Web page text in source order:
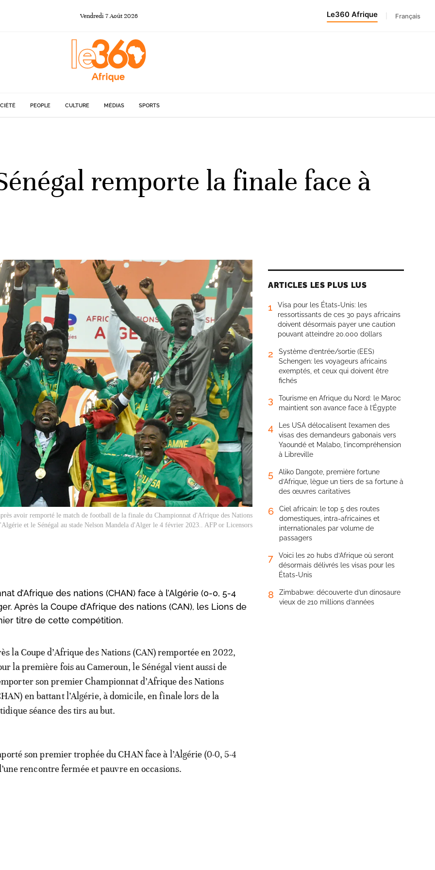
Vendredi 7Août 2026 Le360 Afrique Français
PEOPLE CULTURE MÉDIAS SPORTS
remporte la finale face à
avoir remporté le match de football de la finale du Championnat d'Afrique des Nations
et le Sénégal au stade Nelson Mandela d'Alger le 4 février 2023.. AFP or Licensors
d’Afrique des nations (CHAN) face à l’Algérie (0-0, 5-4
Après la Coupe d’Afrique des nations (CAN), les Lions de
titre de cette compétition.
la Coupe d’Afrique des Nations (CAN) remportée en 2022,
la première fois au Cameroun, le Sénégal vient aussi de
son premier Championnat d’Afrique des Nations
en battant l’Algérie, à domicile, en finale lors de la
séance des tirs au but.
son premier trophée du CHAN face à l’Algérie (0-0, 5-4
rencontre fermée et pauvre en occasions.
ARTICLES LES PLUS LUS
1
Visa pour les États-Unis: les
ressortissants de ces 30 pays africains
doivent désormais payer une caution
pouvant atteindre 20.000 dollars
2
Système d’entrée/sortie (EES)
Schengen: les voyageurs africains
exemptés, et ceux qui doivent être
fichés
3
Tourisme en Afrique du Nord: le Maroc
maintient son avance face à l’Égypte
4
Les USA délocalisent l’examen des
visas des demandeurs gabonais vers
Yaoundé et Malabo, l’incompréhension
à Libreville
5
Aliko Dangote, première fortune
d’Afrique, lègue un tiers de sa fortune à
des œuvres caritatives
6
Ciel africain: le top 5 des routes
domestiques, intra-africaines et
internationales par volume de
passagers
7
Voici les 20 hubs d’Afrique où seront
désormais délivrés les visas pour les
États-Unis
8
Zimbabwe: découverte d’un dinosaure
vieux de 210 millions d’années